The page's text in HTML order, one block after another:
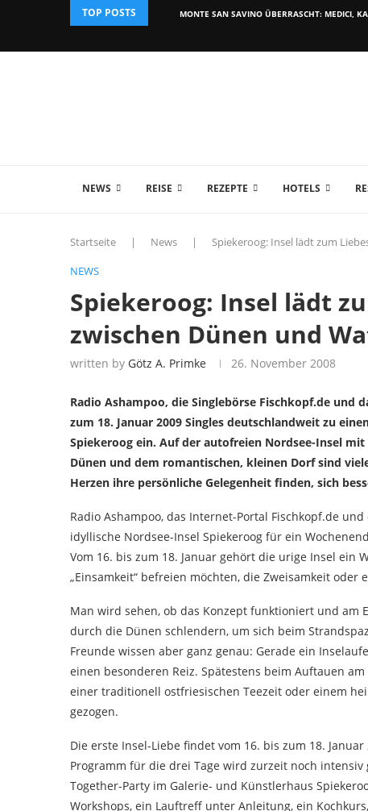
TOP POSTS MONTE SAN SAVINO ÜBERRASCHT: MEDICI,
NEWS REISE REZEPTE HOTELS
Startseite | News |
Spiekeroog: Insel lädt zum
NEWS
Spiekeroog: Insel lädt
zwischen Dünen und
written by Götz A. Primke 26. November 2008
Radio Ashampoo, die Singlebörse Fischkopf.de und
zum 18. Januar 2009 Singles deutschlandweit zu
Spiekeroog ein. Auf der autofreien Nordsee-Insel
Dünen und dem romantischen, kleinen Dorf sind
Herzen ihre persönliche Gelegenheit finden, sich
Radio Ashampoo, das Internet-Portal Fischkopf.de
idyllische Nordsee-Insel Spiekeroog für ein
Vom 16. bis zum 18. Januar gehört die urige Insel ein
„Einsamkeit“ befreien möchten, die Zweisamkeit
Man wird sehen, ob das Konzept funktioniert und am
durch die Dünen schlendern, um sich beim
Freunde wissen aber ganz genau: Gerade ein
einen besonderen Reiz. Spätestens beim Auftauen
einer traditionell ostfriesischen Teezeit oder einem
gezogen.
Die erste Insel-Liebe findet vom 16. bis zum 18.
Programm für die drei Tage wird zurzeit noch
Together-Party im Galerie- und Künstlerhaus
Workshops, ein Lauftreff unter Anleitung, ein